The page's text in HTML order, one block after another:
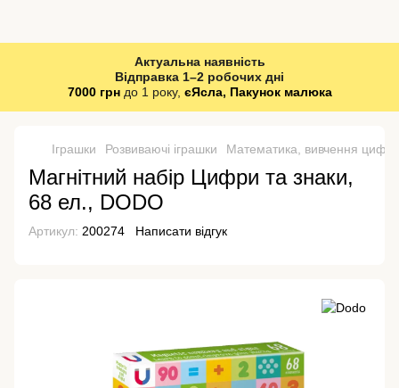
Актуальна наявність
Відправка 1–2 робочих дні
7000 грндо 1 року, єЯсла, Пакунок малюка
Іграшки Розвиваючі іграшки Математика, вивчення цифр
Магнітний набір Цифри та знаки,
68 ел., DODO
Артикул: 200274 Написати відгук